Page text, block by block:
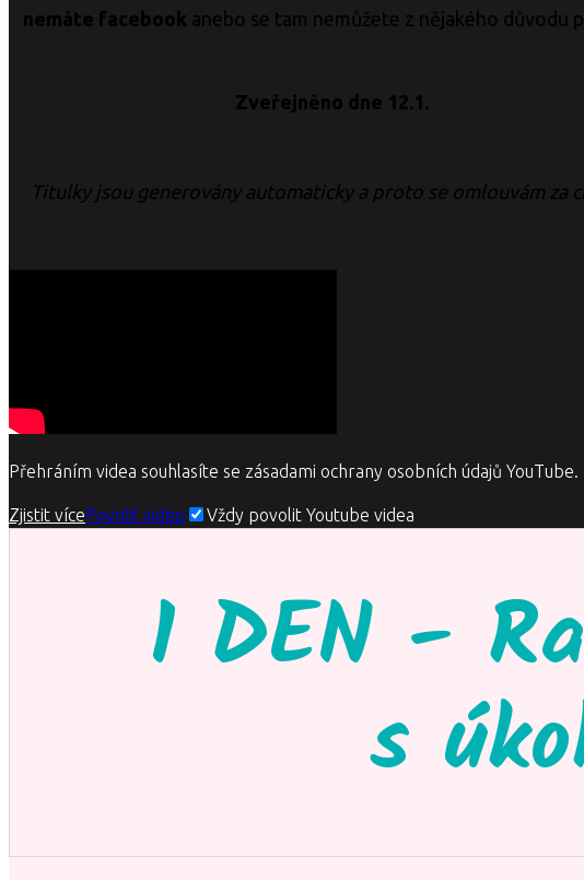
nemáte facebook anebo se tam nemůžete z nějakého důvodu
Zveřejněno dne 12.1.
Titulky jsou generovány automaticky a proto se omlouvám za
Přehráním videa souhlasíte se zásadami ochrany osobních údajů YouTube.
Zjistit vícePovolit video Vždy povolit Youtube videa
1 DEN -
s